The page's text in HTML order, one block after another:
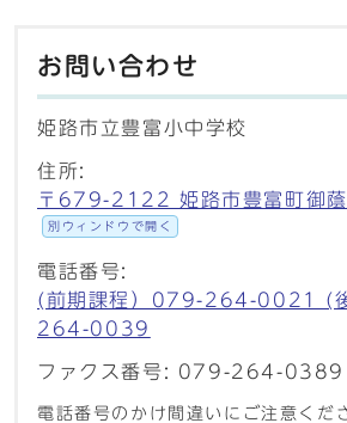
お問い合わせ
姫路市立豊富小中学校
住所:
〒679-2122 姫路市豊富町御
別ウィンドウで開く
電話番号:
(前期課程）079-264-0021 (
264-0039
ファクス番号: 079-264-0389
電話番号のかけ間違いにご注意くだ